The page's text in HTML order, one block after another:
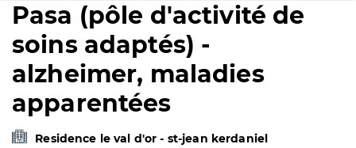
Pasa (pôle d'activité de
soins adaptés) -
alzheimer, maladies
apparentées
Residence le val d'or - st-jean kerdaniel